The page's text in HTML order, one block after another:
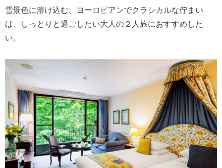
雪景色に溶け込む、ヨーロピアンでクラシカルな佇まい
は、しっとりと過ごしたい大人の２人旅におすすめした
い。